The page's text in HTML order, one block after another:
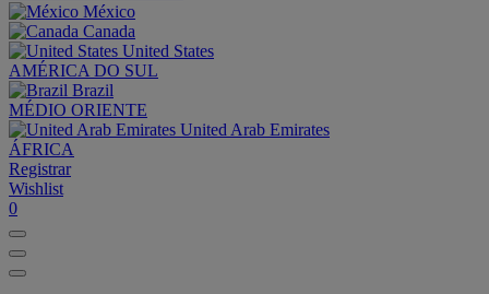
México
Canada
United States
AMÉRICA DO SUL
Brazil
MÉDIO ORIENTE
United Arab Emirates
ÁFRICA
Registrar
Wishlist
0